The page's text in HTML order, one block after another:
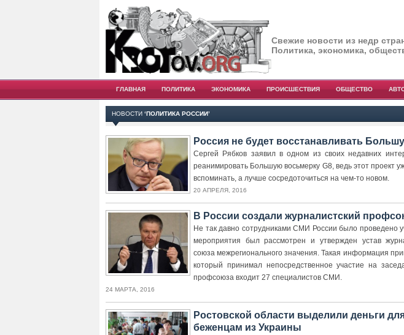
Свежие новости из недр
Политика, экономика,
ГЛАВНАЯ ПОЛИТИКА ЭКОНОМИКА ПРОИСШЕСТВИЯ ОБЩЕСТВО
НОВОСТИ ‘ПОЛИТИКА РОССИИ’
Россия не будет восстанавливать
Сергей Рябков заявил в одном из своих недавних
реанимировать Большую восьмерку G8, ведь этот проект
вспоминать, а лучше сосредоточиться на чем-то новом.
20 АПРЕЛЯ, 2016
В России создали журналистский
Не так давно сотрудниками СМИ России было проведено
мероприятия был рассмотрен и утвержден устав
союза межрегионального значения. Такая информация
который принимал непосредственное участие на
профсоюза входит 27 специалистов СМИ.
24 МАРТА, 2016
Ростовской области выделили деньги
беженцам из Украины